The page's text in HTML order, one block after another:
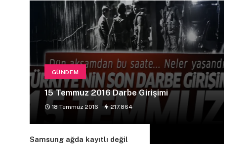
GÜNDEM
15 Temmuz 2016 Darbe Girişimi
18 Temmuz 2016 217.864
Samsung ağda kayıtlı değil